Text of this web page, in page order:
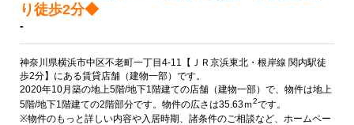
り徒歩2分◆
-
神奈川県横浜市中区不老町一丁目4-11【ＪＲ京浜東北・根岸線 関内駅徒
歩2分】にある賃貸店舗（建物一部）です。
2020年10月築の地上5階/地下1階建ての店舗（建物一部）で、物件は地上
5階/地下1階建ての2階部分です。物件の広さは35.63ｍ2です。
※物件のもっと詳しい内容や入居時期、諸条件のご相談など、ホームペー